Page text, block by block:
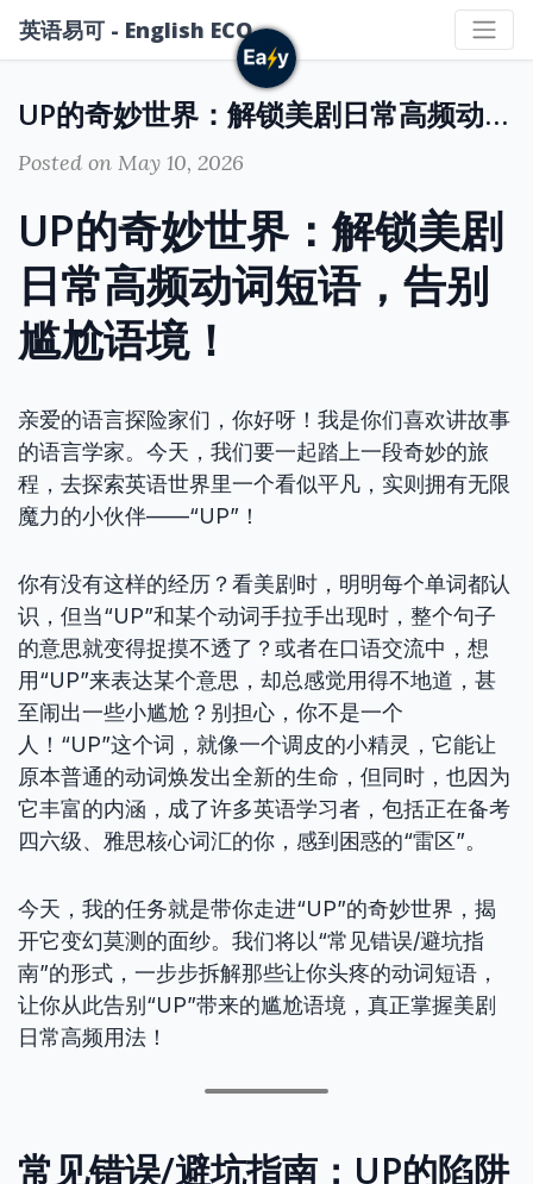
英语易可 - English ECO
UP的奇妙世界：解锁美剧日常高频动词短语，告别尴尬语境！
Posted on May 10, 2026
UP的奇妙世界：解锁美剧
日常高频动词短语，告别
尴尬语境！
亲爱的语言探险家们，你好呀！我是你们喜欢讲故事
的语言学家。今天，我们要一起踏上一段奇妙的旅
程，去探索英语世界里一个看似平凡，实则拥有无限
魔力的小伙伴——“UP”！
你有没有这样的经历？看美剧时，明明每个单词都认
识，但当“UP”和某个动词手拉手出现时，整个句子
的意思就变得捉摸不透了？或者在口语交流中，想
用“UP”来表达某个意思，却总感觉用得不地道，甚
至闹出一些小尴尬？别担心，你不是一个
人！“UP”这个词，就像一个调皮的小精灵，它能让
原本普通的动词焕发出全新的生命，但同时，也因为
它丰富的内涵，成了许多英语学习者，包括正在备考
四六级、雅思核心词汇的你，感到困惑的“雷区”。
今天，我的任务就是带你走进“UP”的奇妙世界，揭
开它变幻莫测的面纱。我们将以“常见错误/避坑指
南”的形式，一步步拆解那些让你头疼的动词短语，
让你从此告别“UP”带来的尴尬语境，真正掌握美剧
日常高频用法！
常见错误/避坑指南：UP的陷阱